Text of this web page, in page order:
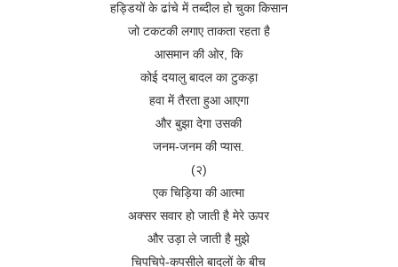
हड्डियों के ढांचे में तब्दील हो चुका किसान
जो टकटकी लगाए ताकता रहता है
आसमान की ओर, कि
कोई दयालु बादल का टुकड़ा
हवा में तैरता हुआ आएगा
और बुझा देगा उसकी
जनम-जनम की प्यास.
(२)
एक चिड़िया की आत्मा
अक्सर सवार हो जाती है मेरे ऊपर
और उड़ा ले जाती है मुझे
चिपचिपे-कपसीले बादलों के बीच